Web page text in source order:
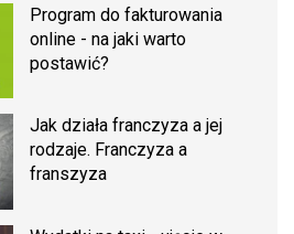
Program do fakturowania
online - na jaki warto
postawić?
Jak działa franczyza a jej
rodzaje. Franczyza a
franszyza